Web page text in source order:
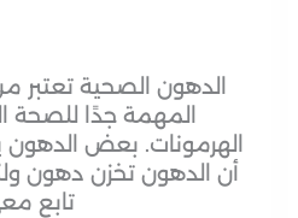
الدهون الصحية تعتبر
المهمة جدًا للصحة
الهرمونات. بعض
أن الدهون تخزن دهون
تابع